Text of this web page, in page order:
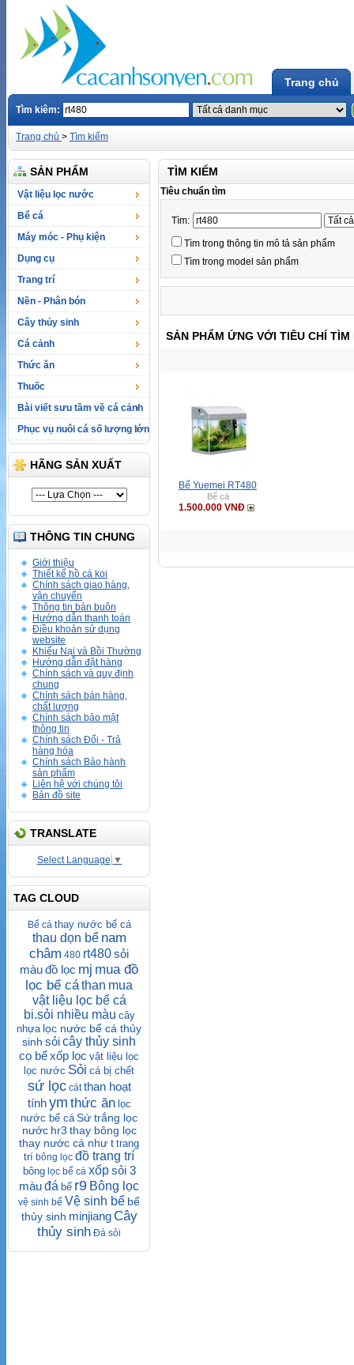
Trang chủ
Tìm kiêm:
Trang chủ > Tìm kiếm
SẢN PHẨM
Vật liệu lọc nước
Bể cá
Máy móc - Phụ kiện
Dụng cụ
Trang trí
Nền - Phân bón
Cây thủy sinh
Cá cảnh
Thức ăn
Thuốc
Bài viết sưu tầm về cá cảnh
Phục vụ nuôi cá số lượng lớn
HÃNG SẢN XUẤT
THÔNG TIN CHUNG
Giới thiệu
Thiết kế hồ cá koi
Chính sách giao hàng,
vận chuyển
Thông tin bán buôn
Hướng dẫn thanh toán
Điều khoản sử dụng
website
Khiếu Nại và Bồi Thường
Hướng dẫn đặt hàng
Chính sách và quy định
chung
Chính sách bán hàng,
chất lượng
Chính sách bảo mật
thông tin
Chính sách Đổi - Trả
hàng hóa
Chính sách Bảo hành
sản phẩm
Liên hệ với chúng tôi
Bản đồ site
TRANSLATE
Select Language ▼
TAG CLOUD
Bể cá thay nước bể cá
thau dọn bể nam
châm 480 rt480sỏi
màuđồ lọc mj mua đồ
lọc bể cáthan mua
vật liệu lọc bể cá
bi.sỏi nhiều màu cây
nhựa lọc nước bể cá thủy
sinh sỏicây thủy sinh
cọ bểxốp lọc vật liệu lọc
lọc nước Sỏi cá bị chết
sứ lọc cát than hoạt
tính ym thức ăn lọc
nước bể cá Sứ trắng lọc
nước hr3 thay bông lọc
thay nước cá như t trang
trí bông lọc đồ trang trí
bông lọc bể cá xốp sỏi 3
màuđá bể r9 Bông lọc
vệ sinh bể Vệ sinh bể bể
thủy sinh minjiang Cây
thủy sinh Đá sỏi
TÌM KIẾM
Tiêu chuẩn tìm
Tìm:
Tìm trong thông tin mô tả sản phẩm
Tìm trong model sản phẩm
SẢN PHẨM ỨNG VỚI TIÊU CHÍ TÌM
Bể Yuemei RT480
Bể cá
1.500.000 VNĐ